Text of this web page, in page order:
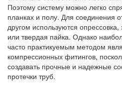
Поэтому систему можно легко
планках и полу. Для соединения
другом используются опрессовка,
или твердая пайка. Однако
часто практикуемым методом
компрессионных фитингов,
создавать прочные и надежные
протечки труб.